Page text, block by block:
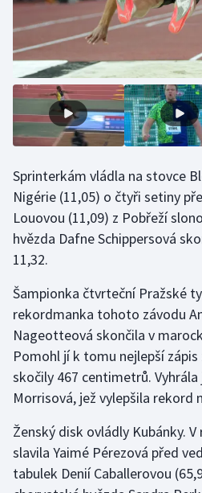
Rychlostní kanoistika
Short track
Sportovní střelba
Stolní tenis
Triatlon
Veslování
Vodní slalom
Volejbal
Ostatní
Sprinterkám vládla na stovce
Nigérie (11,05) o čtyři setiny
Louovou (11,09) z Pobřeží
hvězda Dafne Schippersová
11,32.
Šampionka čtvrteční Pražské
rekordmanka tohoto závodu
Nageotteová skončila v
Pomohl jí k tomu nejlepší
skočily 467 centimetrů.
Morrisová, jež vylepšila rekord
Ženský disk ovládly Kubánky.
slavila Yaimé Pérezová před
tabulek Denií Caballerovou